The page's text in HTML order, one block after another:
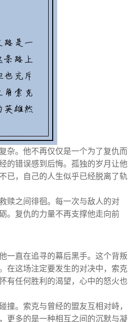
杂。他不再仅仅是一个为了复仇而
的错误感到后悔。孤独的岁月让他
已，自己的人生似乎已经脱离了轨
赎之间徘徊。每一次与敌人的对
。复仇的力量不再支撑他走向前
一直在追寻的幕后黑手。这个背叛
在这场注定要发生的对决中，索克
有任何胜利的渴望，心中的怒火也
。索克与曾经的盟友互相对峙，
更多的是一种相互之间的沉默与凝